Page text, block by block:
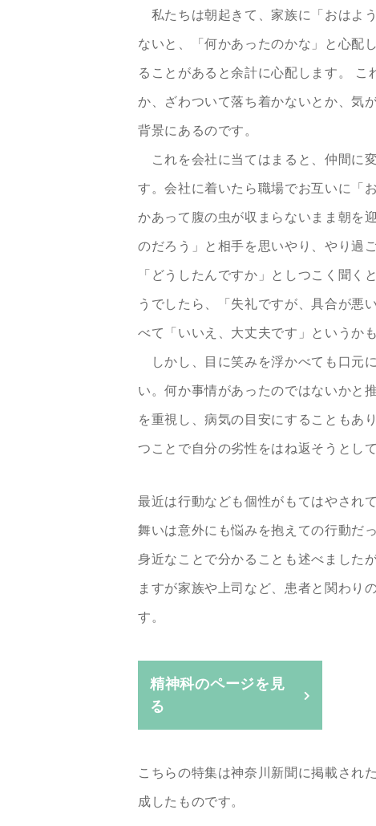
私たちは朝起きて、家族に「おはよ
ないと、「何かあったのかな」と心配
ることがあると余計に心配します。 こ
か、ざわついて落ち着かないとか、気
背景にあるのです。
これを会社に当てはまると、仲間に
す。会社に着いたら職場でお互いに「
かあって腹の虫が収まらないまま朝を
のだろう」と相手を思いやり、やり過
「どうしたんですか」としつこく聞く
うでしたら、「失礼ですが、具合が悪
べて「いいえ、大丈夫です」というか
しかし、目に笑みを浮かべても口元
い。何か事情があったのではないかと
を重視し、病気の目安にすることもあ
つことで自分の劣性をはね返そうとし
最近は行動なども個性がもてはやされ
舞いは意外にも悩みを抱えての行動だ
身近なことで分かることも述べました
ますが家族や上司など、患者と関わり
す。
精神科のページを見
る
こちらの特集は神奈川新聞に掲載され
成したものです。